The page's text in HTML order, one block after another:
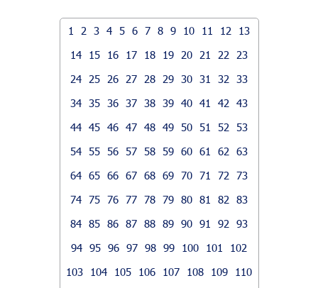
1 2 3 4 5 6 7 8 9 10 11 12
13
14
15 16 17 18 19 20 21 22
23
24
25 26 27 28 29 30 31 32
33
34 35 36 37 38 39 40 41 42
43
44 45 46 47 48 49 50 51 52
53
54 55 56 57 58 59 60 61 62
63
64 65 66 67 68 69 70 71 72
73
74 75 76 77 78 79 80 81 82
83
84 85 86 87 88 89 90 91 92
93
94 95 96 97 98 99 100 101
102
103
104 105 106 107 108 109
110